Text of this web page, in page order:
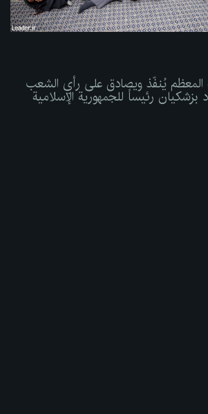
المعظم يُنفّذ ويصادق على رأي الشعب
رئيساً للجمهورية الإسلامية